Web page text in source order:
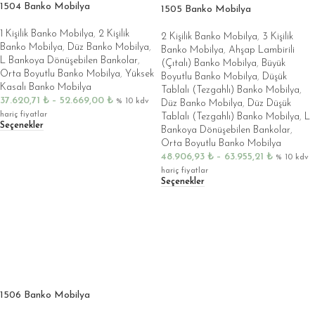
1504 Banko Mobilya
1 Kişilik Banko Mobilya, 2 Kişilik
Banko Mobilya, Düz Banko Mobilya,
L Bankoya Dönüşebilen Bankolar,
Orta Boyutlu Banko Mobilya, Yüksek
Kasalı Banko Mobilya
37.620,71 ₺ – 52.669,00 ₺ % 10 kdv
hariç fiyatlar
Seçenekler
1505 Banko Mobilya
2 Kişilik Banko Mobilya, 3 Kişilik
Banko Mobilya, Ahşap Lambirili
(Çıtalı) Banko Mobilya, Büyük
Boyutlu Banko Mobilya, Düşük
Tablalı (Tezgahlı) Banko Mobilya,
Düz Banko Mobilya, Düz Düşük
Tablalı (Tezgahlı) Banko Mobilya, L
Bankoya Dönüşebilen Bankolar,
Orta Boyutlu Banko Mobilya
48.906,93 ₺ – 63.955,21 ₺ % 10 kdv
hariç fiyatlar
Seçenekler
1506 Banko Mobilya